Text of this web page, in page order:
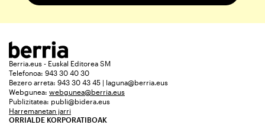
Berria.eus - Euskal Editorea SM
Telefonoa: 943 30 40 30
Bezero arreta: 943 30 43 45 | laguna@berria.eus
Webgunea: webgunea@berria.eus
Publizitatea: publi@bidera.eus
Harremanetan jarri
ORRIALDE KORPORATIBOAK